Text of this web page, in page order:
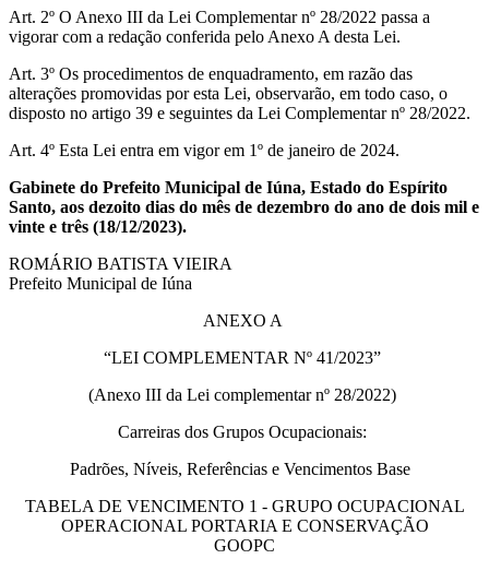
Art. 2º O Anexo III da Lei Complementar nº 28/2022 passa a
vigorar com a redação conferida pelo Anexo A desta Lei.
Art. 3º Os procedimentos de enquadramento, em razão das
alterações promovidas por esta Lei, observarão, em todo caso, o
disposto no artigo 39 e seguintes da Lei Complementar nº 28/2022.
Art. 4º Esta Lei entra em vigor em 1º de janeiro de 2024.
Gabinete do Prefeito Municipal de Iúna, Estado do Espírito
Santo, aos dezoito dias do mês de dezembro do ano de dois mil e
vinte e três (18/12/2023).
ROMÁRIO BATISTA VIEIRA
Prefeito Municipal de Iúna
ANEXO A
“LEI COMPLEMENTAR Nº 41/2023”
(Anexo III da Lei complementar nº 28/2022)
Carreiras dos Grupos Ocupacionais:
Padrões, Níveis, Referências e Vencimentos Base
TABELA DE VENCIMENTO 1 - GRUPO OCUPACIONAL
OPERACIONAL PORTARIA E CONSERVAÇÃO
GOOPC